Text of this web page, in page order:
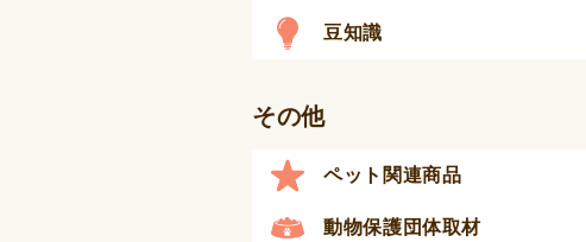
豆知識
その他
ペット関連商品
動物保護団体取材